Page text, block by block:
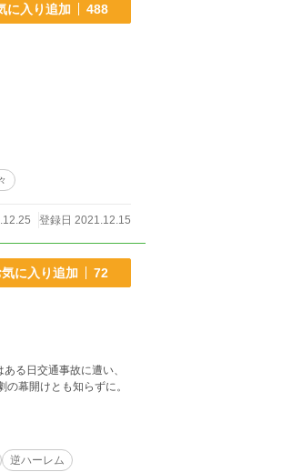
に入り追加 488
登録日 2021.12.15
気に入り追加 72
る日交通事故に遭い、
幕開けとも知らずに。
逆ハーレム